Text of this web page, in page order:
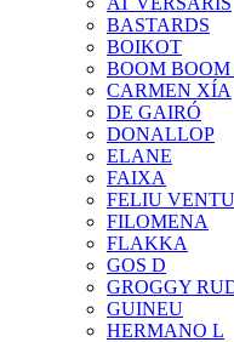
BASTARDS
BOIKOT
BOOM
CARMEN XÍA
DE GAIRÓ
DONALLOP
ELANE
FAIXA
FELIU
FILOMENA
FLAKKA
GOS D
GROGGY
GUINEU
HERMANO L